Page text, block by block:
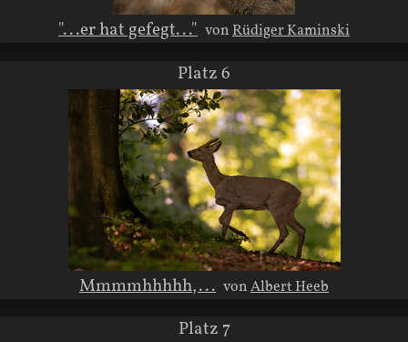
"...er hat gefegt..." vonRüdiger Kaminski
Platz 6
Mmmmhhhhh,... vonAlbert Heeb
Platz 7